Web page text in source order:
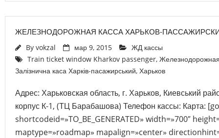
ЖЕЛЕЗНОДОРОЖНАЯ КАССА ХАРЬКОВ-
By vokzal мар 9, 2015
ЖД кассы
Train ticket window Kharkov passenger,
Залізнична каса Харків-пасажирський, Харьков
Адрес: Харьковская область, г. Харьков, Киевський
корпус К-1, (ТЦ Барабашова) Телефон кассы: Карта:
shortcodeid=»TO_BE_GENERATED» width=»700″
maptype=»roadmap» mapalign=»center»